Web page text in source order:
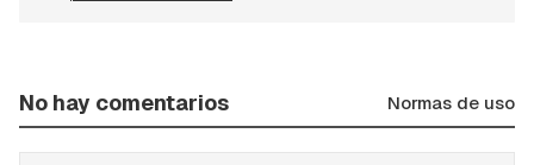
No hay comentarios Normas de uso